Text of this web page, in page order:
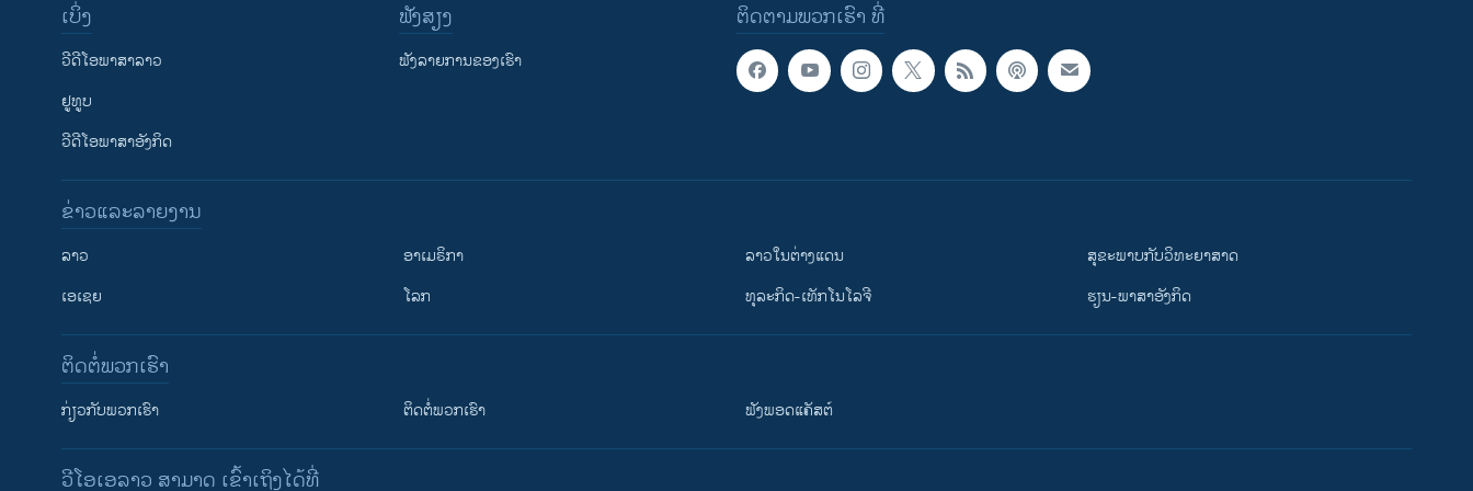
ຕິດຕາມພວກເຮົາ ທີ່
ເບິ່ງ
ວີດີໂອພາສາລາວ
ຢູທູບ
ວີດີໂອພາສາອັງກິດ
ຟັງສຽງ
ຟັງລາຍການຂອງເຮົາ
ຂ່າວແລະລາຍງານ
ລາວ
ເອເຊຍ
ອາເມຣິກາ
ໂລກ
ລາວໃນຕ່າງແດນ
ທຸລະກິດ-ເທັກໂນໂລຈີ
ສຸຂະພາບກັບວິທະຍາສາດ
ຮຽນ-ພາສາອັງກິດ
ຕິດຕໍ່ພວກເຮົາ
ກ່ຽວກັບພວກເຮົາ ຕິດຕໍ່ພວກເຮົາ ຟັງພອດແຄັສຕ໌
ວີໂອເອລາວ ສາມາດ ເຂົ້າເຖິງໄດ້ທີ່